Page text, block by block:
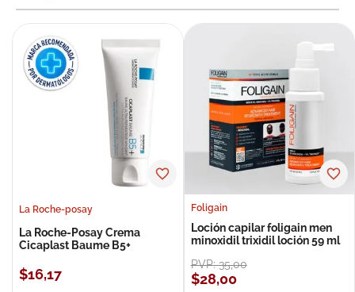
La Roche-posay
La Roche-Posay Crema
Cicaplast Baume B5+
$16,17
Foligain
Loción capilar foligain men
minoxidil trixidil loción 59 ml
PVP:35,00
$28,00
10.pañales